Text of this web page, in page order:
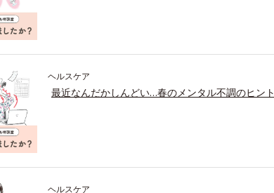
ヘルスケア
最近なんだかしんどい…春のメンタル不調のヒント
ヘルスケア